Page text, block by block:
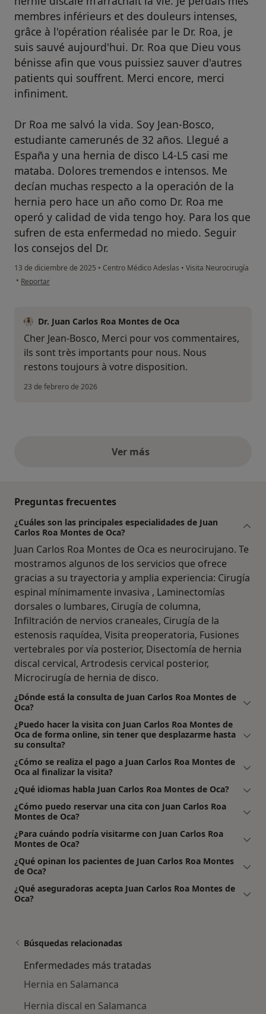
membres inférieurs et des douleurs intenses,
grâce à l'opération réalisée par le Dr. Roa, je
suis sauvé aujourd'hui. Dr. Roa que Dieu vous
bénisse afin que vous puissiez sauver d'autres
patients qui souffrent. Merci encore, merci
infiniment.
Dr Roa me salvó la vida. Soy Jean-Bosco,
estudiante camerunés de 32 años. Llegué a
España y una hernia de disco L4-L5 casi me
mataba. Dolores tremendos e intensos. Me
decían muchas respecto a la operación de la
hernia pero hace un año como Dr. Roa me
operó y calidad de vida tengo hoy. Para los que
sufren de esta enfermedad no miedo. Seguir
los consejos del Dr.
13 de diciembre de 2025 • Centro Médico Adeslas • Visita Neurocirugía
• en opinión del usuario Jean-Bosco TCHIEMASSOM
Reportar
Dr. Juan Carlos Roa Montes de Oca
Cher Jean-Bosco, Merci pour vos commentaires,
ils sont très importants pour nous. Nous
restons toujours à votre disposition.
23 de febrero de 2026
Ver másopiniones anteriores
Preguntas frecuentes
¿Cuáles son las principales especialidades de Juan
Carlos Roa Montes de Oca?
Juan Carlos Roa Montes de Oca es neurocirujano. Te
mostramos algunos de los servicios que ofrece
gracias a su trayectoria y amplia experiencia: Cirugía
espinal mínimamente invasiva , Laminectomías
dorsales o lumbares, Cirugía de columna,
Infiltración de nervios craneales, Cirugía de la
estenosis raquídea, Visita preoperatoria, Fusiones
vertebrales por vía posterior, Disectomía de hernia
discal cervical, Artrodesis cervical posterior,
Microcirugía de hernia de disco.
¿Dónde está la consulta de Juan Carlos Roa Montes de
Oca?
¿Puedo hacer la visita con Juan Carlos Roa Montes de
Oca de forma online, sin tener que desplazarme hasta
su consulta?
¿Cómo se realiza el pago a Juan Carlos Roa Montes de
Oca al finalizar la visita?
¿Qué idiomas habla Juan Carlos Roa Montes de Oca?
¿Cómo puedo reservar una cita con Juan Carlos Roa
Montes de Oca?
¿Para cuándo podría visitarme con Juan Carlos Roa
Montes de Oca?
¿Qué opinan los pacientes de Juan Carlos Roa Montes
de Oca?
¿Qué aseguradoras acepta Juan Carlos Roa Montes de
Oca?
Búsquedas relacionadas
Enfermedades más tratadas
Hernia en Salamanca
Hernia discal en Salamanca